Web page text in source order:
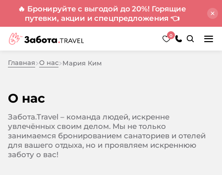
🔥 Бронируйте с выгодой до 20%! Горящие
путевки, акции и спецпредложения 👈
0
Главная О нас Мария Ким
О нас
Забота.Travel – команда людей, искренне
увлечённых своим делом. Мы не только
занимаемся бронированием санаториев и отелей
для вашего отдыха, но и проявляем искреннюю
заботу о вас!